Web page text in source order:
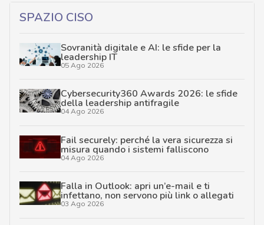
SPAZIO CISO
Sovranità digitale e AI: le sfide per la
leadership IT
05 Ago 2026
Cybersecurity360 Awards 2026: le sfide
della leadership antifragile
04 Ago 2026
Fail securely: perché la vera sicurezza si
misura quando i sistemi falliscono
04 Ago 2026
Falla in Outlook: apri un’e-mail e ti
infettano, non servono più link o allegati
03 Ago 2026